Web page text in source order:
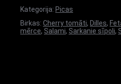
Kategorija: Picas
Birkas: Cherry tomāti, Dilles,
mērce, Salami, Sarkanie sīpoli,